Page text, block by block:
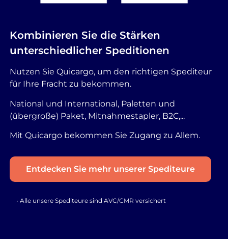
Kombinieren Sie die Stärken
unterschiedlicher Speditionen
Nutzen Sie Quicargo, um den richtigen Spediteur
für Ihre Fracht zu bekommen.
National und International, Paletten und
(übergroße) Paket, Mitnahmestapler, B2C,...
Mit Quicargo bekommen Sie Zugang zu Allem.
Entdecken Sie mehr unserer Spediteure
• Alle unsere Spediteure sind AVC/CMR versichert